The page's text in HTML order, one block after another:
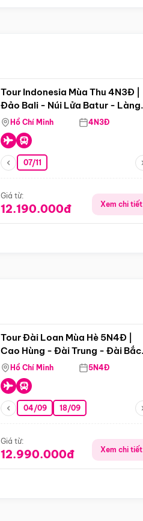
Tour Indonesia Mùa Thu 4N3Đ |
Đảo Bali - Núi Lửa Batur - Làng
Penglipuran
Hồ Chí Minh 4N3Đ
07/11
Giá từ:
12.190.000đ Xem chi tiết
Tour Đài Loan Mùa Hè 5N4Đ |
Cao Hùng - Đài Trung - Đài Bắc
(Bay Vj)
Hồ Chí Minh 5N4Đ
04/09 18/09
Giá từ:
12.990.000đ Xem chi tiết